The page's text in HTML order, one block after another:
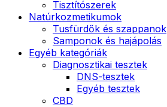
Tisztítószerek
Natúrkozmetikumok
Tusfürdők és szappanok
Samponok és hajápolás
Egyéb kategóriák
Diagnosztikai tesztek
DNS-tesztek
Egyéb tesztek
CBD